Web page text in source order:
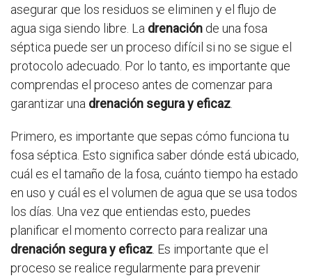
asegurar que los residuos se eliminen y el flujo de
agua siga siendo libre. La drenación de una fosa
séptica puede ser un proceso difícil si no se sigue el
protocolo adecuado. Por lo tanto, es importante que
comprendas el proceso antes de comenzar para
garantizar una drenación segura y eficaz
Primero, es importante que sepas cómo funciona tu
fosa séptica. Esto significa saber dónde está ubicado,
cuál es el tamaño de la fosa, cuánto tiempo ha estado
en uso y cuál es el volumen de agua que se usa todos
los días. Una vez que entiendas esto, puedes
planificar el momento correcto para realizar una
drenación segura y eficaz . Es importante que el
proceso se realice regularmente para prevenir